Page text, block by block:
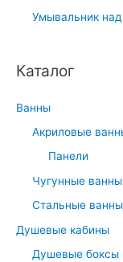
Умывальник
Каталог
Ванны
Акриловые
Панели
Чугунные ванны
Стальные
Душевые кабины
Душевые боксы